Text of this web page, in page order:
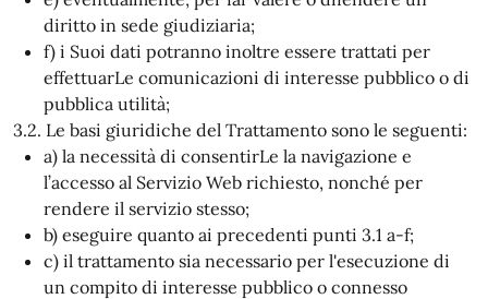
diritto in sede giudiziaria;
f) i Suoi dati potranno inoltre essere trattati per
effettuarLe comunicazioni di interesse pubblico o di
pubblica utilità;
3.2. Le basi giuridiche del Trattamento sono le seguenti:
a) la necessità di consentirLe la navigazione e
l’accesso al Servizio Web richiesto, nonché per
rendere il servizio stesso;
b) eseguire quanto ai precedenti punti 3.1 a-f;
c) il trattamento sia necessario per l'esecuzione di
un compito di interesse pubblico o connesso